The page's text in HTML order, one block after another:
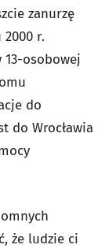
zanurzę
r.
13-osobowej
do
do Wrocławia
że ludzie ci